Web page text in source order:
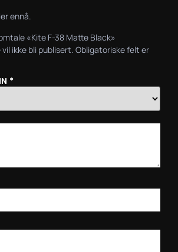
ennå.
«Kite F-38 Matte Black»
ikke bli publisert. Obligatoriske felt er
*